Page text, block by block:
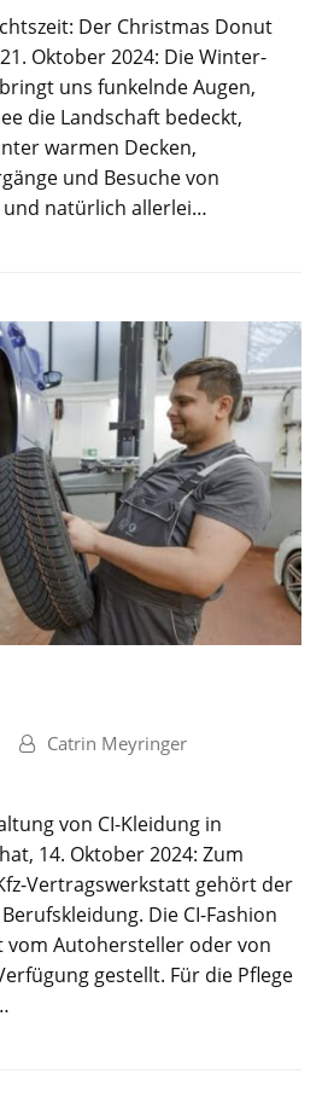
Der Christmas Donut
Oktober 2024: Die Winter-
uns funkelnde Augen,
die Landschaft bedeckt,
warmen Decken,
und Besuche von
natürlich allerlei…
Catrin Meyringer
von CI-Kleidung in
14. Oktober 2024: Zum
Vertragswerkstatt gehört der
Die CI-Fashion
Autohersteller oder von
gestellt. Für die Pflege